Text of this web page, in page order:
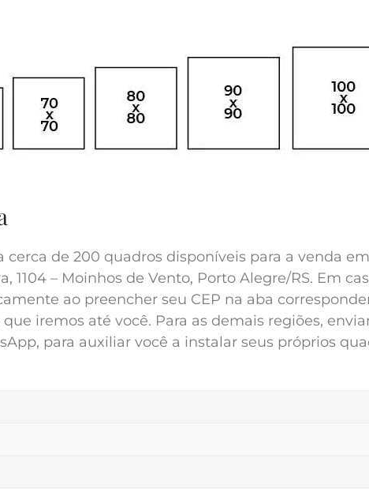
de 200 quadros disponíveis para a venda
1104 – Moinhos de Vento, Porto Alegre/RS. Em
ao preencher seu CEP na aba
iremos até você. Para as demais regiões,
para auxiliar você a instalar seus próprios